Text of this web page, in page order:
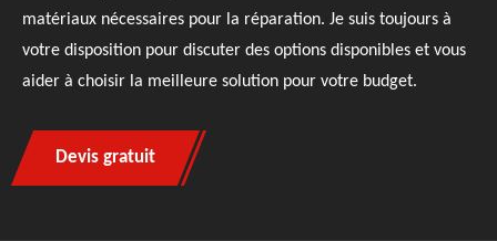
matériaux nécessaires pour la réparation. Je suis toujours à
votre disposition pour discuter des options disponibles et vous
aider à choisir la meilleure solution pour votre budget.
Devis gratuit